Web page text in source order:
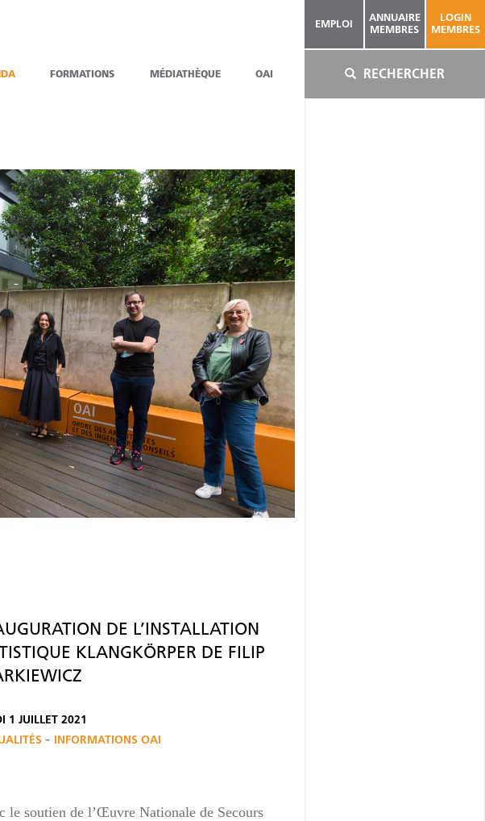
FORMATIONS MÉDIATHÈQUE OAI
EMPLOI
ANNUAIRE
MEMBRES
LOGIN
MEMBRES
RECHERCHER
DE L’INSTALLATION
KLANGKÖRPER DE FILIP
1 JUILLET 2021
- INFORMATIONS OAI
le soutien de l’Œuvre Nationale de Secours